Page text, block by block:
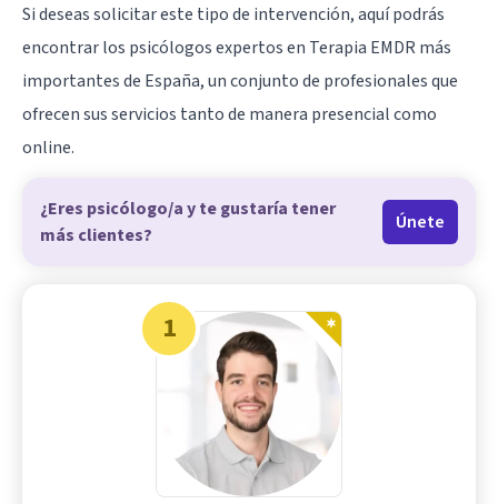
Si deseas solicitar este tipo de intervención, aquí podrás
encontrar los psicólogos expertos en Terapia EMDRmás
importantes de España, un conjunto de profesionales que
ofrecen sus servicios tanto de manera presencial como
online.
¿Eres psicólogo/a y te gustaría tener
más clientes?
Únete
1